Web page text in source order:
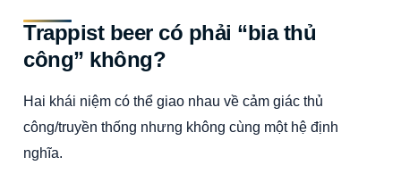
Trappist beer có phải “bia thủ
công” không?
Hai khái niệm có thể giao nhau về cảm giác thủ
công/truyền thống nhưng không cùng một hệ định
nghĩa.